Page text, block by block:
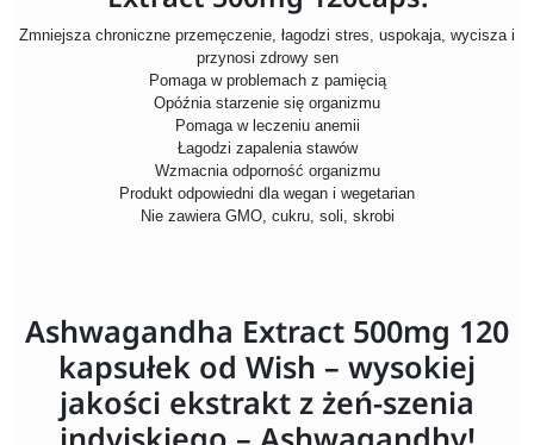
Zmniejsza chroniczne przemęczenie, łagodzi stres, uspokaja, wycisza i
przynosi zdrowy sen
Pomaga w problemach z pamięcią
Opóźnia starzenie się organizmu
Pomaga w leczeniu anemii
Łagodzi zapalenia stawów
Wzmacnia odporność organizmu
Produkt odpowiedni dla wegan i wegetarian
Nie zawiera GMO, cukru, soli, skrobi
Ashwagandha Extract 500mg 120
kapsułek od Wish – wysokiej
jakości ekstrakt z żeń-szenia